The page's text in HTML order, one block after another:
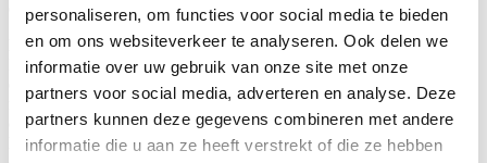
personaliseren, om functies voor social media te bieden
en om ons websiteverkeer te analyseren. Ook delen we
informatie over uw gebruik van onze site met onze
partners voor social media, adverteren en analyse. Deze
partners kunnen deze gegevens combineren met andere
informatie die u aan ze heeft verstrekt of die ze hebben
exact hetzelfde alsof de bezoeker deze andere site heeft bezocht.
Persoonlijke gegevens en e-mailadressen bestand
Door aanmelding als contactpersoon namens de lid-vereniging van
de Sportraad van Delft geeft u toestemming om uw gegevens te
registreren. Uw gegevens worden gebruikt voor de normale
doeleinden van de Sportraad van Delft en om u op de hoogte te
houden van haar activiteiten. De mails die wij hiervoor sturen zijn